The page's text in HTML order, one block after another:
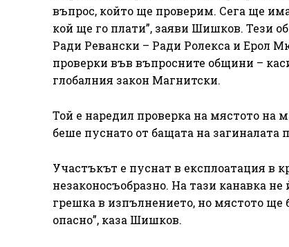
въпрос, който ще проверим. Сега ще
кой ще го плати”, заяви Шишков. Тези
Ради Ревански – Ради Ролекса и Ерол
проверки във въпросните общини –
глобалния закон Магнитски.
Той е наредил проверка на мястото на
беше пуснато от бащата на
Участъкът е пуснат в експлоатация в
незаконосъобразно. На тази канавка
грешка в изпълнението, но мястото ще
опасно”, каза Шишков.